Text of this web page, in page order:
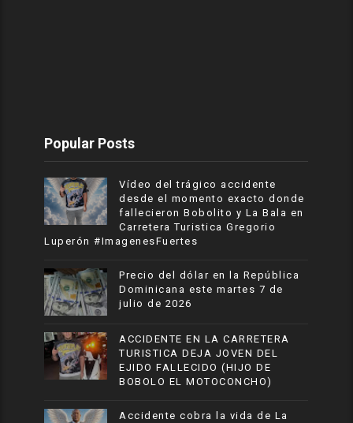
Popular Posts
Vídeo del trágico accidente
desde el momento exacto donde
fallecieron Bobolito y La Bala en
Carretera Turistica Gregorio
Luperón #ImagenesFuertes
Precio del dólar en la República
Dominicana este martes 7 de
julio de 2026
ACCIDENTE EN LA CARRETERA
TURISTICA DEJA JOVEN DEL
EJIDO FALLECIDO (HIJO DE
BOBOLO EL MOTOCONCHO)
Accidente cobra la vida de La